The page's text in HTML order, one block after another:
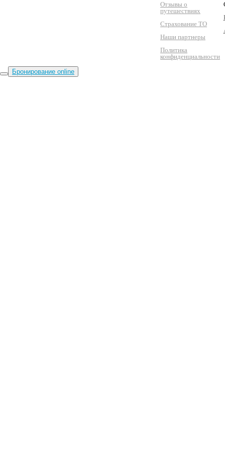
Отзывы о
путешествиях
Страхование ТО
Наши партнеры
Политика
конфиденциальности
Бронирование online